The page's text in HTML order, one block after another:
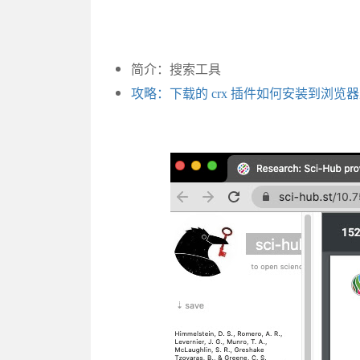
简介：搜索工具
攻略：下载的 crx 插件如何安装到浏览